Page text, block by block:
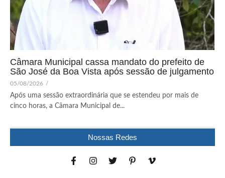
Câmara Municipal cassa mandato do prefeito de
São José da Boa Vista após sessão de julgamento
05/08/2026 /
Após uma sessão extraordinária que se estendeu por mais de
cinco horas, a Câmara Municipal de...
Nossas Redes